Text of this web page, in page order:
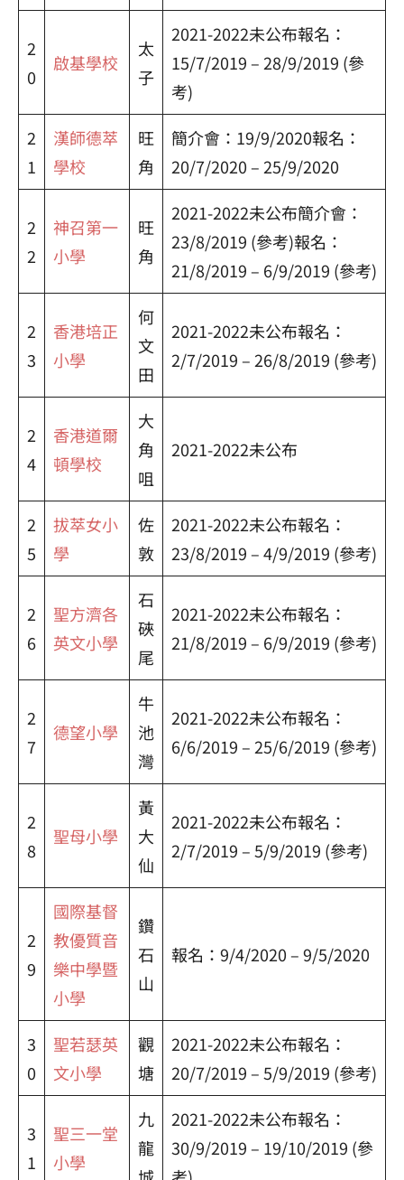
2
0
啟基學校
太
子
2021-2022未公布報名：
15/7/2019 – 28/9/2019 (參
考)
2
1
漢師德萃
學校
旺
角
簡介會：19/9/2020報名：
20/7/2020 – 25/9/2020
2
2
神召第一
小學
旺
角
2021-2022未公布簡介會：
23/8/2019 (參考)報名：
21/8/2019 – 6/9/2019 (參考)
2
3
香港培正
小學
何
文
田
2021-2022未公布報名：
2/7/2019 – 26/8/2019 (參考)
2
4
香港道爾
頓學校
大
角
咀
2021-2022未公布
2
5
拔萃女小
學
佐
敦
2021-2022未公布報名：
23/8/2019 – 4/9/2019 (參考)
2
6
聖方濟各
英文小學
石
硤
尾
2021-2022未公布報名：
21/8/2019 – 6/9/2019 (參考)
2
7
德望小學
牛
池
灣
2021-2022未公布報名：
6/6/2019 – 25/6/2019 (參考)
2
8
聖母小學
黃
大
仙
2021-2022未公布報名：
2/7/2019 – 5/9/2019 (參考)
2
9
國際基督
教優質音
樂中學暨
小學
鑽
石
山
報名：9/4/2020 – 9/5/2020
3
0
聖若瑟英
文小學
觀
塘
2021-2022未公布報名：
20/7/2019 – 5/9/2019 (參考)
3
1
聖三一堂
小學
九
龍
2021-2022未公布報名：
30/9/2019 – 19/10/2019 (參